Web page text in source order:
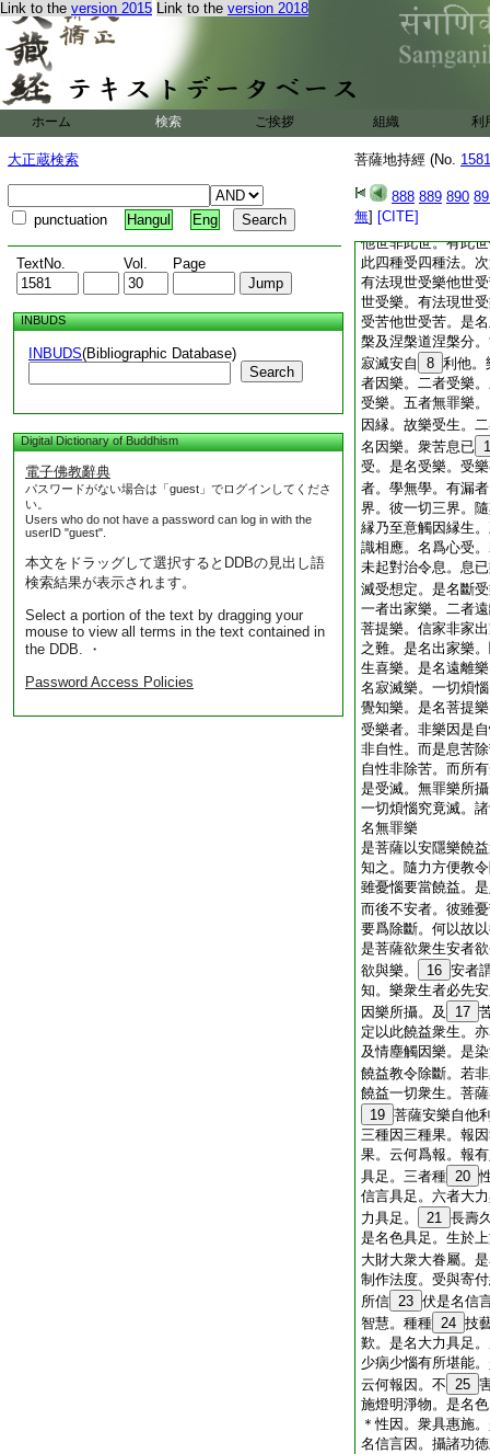
Link to the version 2015 Link to the version 2018
ホーム 検索 ご挨拶 組織 利
大正蔵検索
punctuation Hangul Eng
TextNo. Vol. Page
INBUDS
INBUDS(Bibliographic Database)
Search
Digital Dictionary of Buddhism
電子佛教辭典
パスワードがない場合は「guest」でログインしてくださ
い。
Users who do not have a password can log in with the
userID "guest".
本文をドラッグして選択するとDDBの見出し語
検索結果が表示されます。
Select a portion of the text by dragging your
mouse to view all terms in the text contained in
the DDB. ・
Password Access Policies
菩薩地持經 (No.
888 889 890
無] [CITE]
化衆生。如來畢竟
一切無量衆生。是
純他利。應知應斷
安。自他利者。略
受相。三者此世。
攝善根。若多若少
衆生調伏建立。是
以離染汚樂衆具樂 7
攝受相。安自他利
他世非此世。有此
此四種受四種法。
有法現世受樂他世
世受樂。有法現世
受苦他世受苦。是
槃及涅槃道涅槃分
寂滅安自
8 利他。
者因樂。二者受樂
受樂。五者無罪樂
因縁。故樂受生。
名因樂。衆苦息已
受。是名受樂。受
者。學無學。有漏
界。彼一切三界。
縁乃至意觸因縁生
識相應。名爲心受
未起對治令息。息
滅受想定。是名斷
一者出家樂。二者
菩提樂。信家非家
之難。是名出家樂
生喜樂。是名遠離
名寂滅樂。一切煩
覺知樂。是名菩提
受樂者。非樂因是
非自性。而是息苦
自性非除苦。而所
是受滅。無罪樂所
一切煩惱究竟滅。
名無罪樂
是菩薩以安隱樂饒
知之。隨力方便教
雖憂惱要當饒益。
而後不安者。彼雖
要爲除斷。何以故
是菩薩欲衆生安者
欲與樂。
16 安者
知。樂衆生者必先
因樂所攝。及
17
定以此饒益衆生。
及情塵觸因樂。是
饒益教令除斷。若
饒益一切衆生。菩
19 菩薩安樂自他
三種因三種果。報
果。云何爲報。報
具足。三者種 20
信言具足。六者大
力具足。
21 長壽
是名色具足。生於
大財大衆大眷屬。
制作法度。受與寄
所信 23 伏是名信
智慧。種種 24 技
歎。是名大力具足
少病少惱有所堪能
云何報因。不 25
施燈明淨物。是名
＊性因。衆具惠施
名信言因。攝諸功